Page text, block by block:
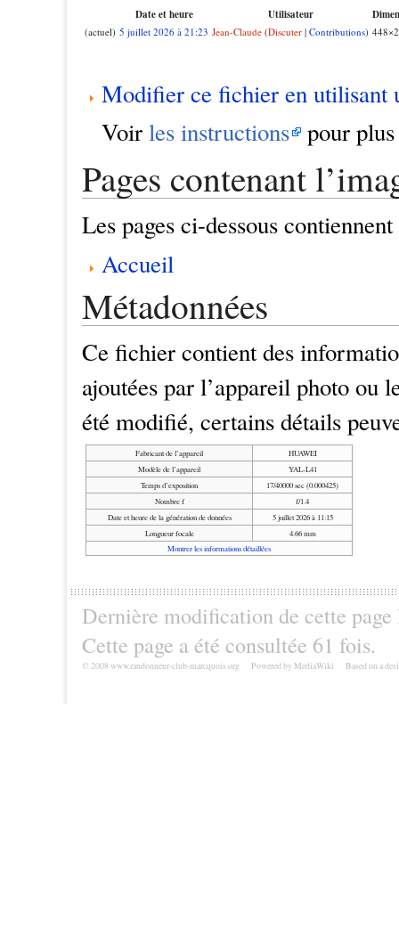
Date et heure Utilisateur
(actuel) 5 juillet 2026 à 21:23 Jean-Claude (Discuter | Contributions)
Modifier ce fichier en utilisant
Voirles instructions pour
Pages contenant
Les pages ci-dessous
Accueil
Métadonnées
Ce fichier contient des
ajoutées par l’appareil photo ou
été modifié, certains détails
Fabricant de l’appareil
HUAWEI
Modèle de l’appareil
YAL-L41
Temps d’exposition
17/40000 sec (0.000425)
Nombre f
f/1.4
Date et heure de la génération de données
5 juillet 2026 à 11:15
Longueur focale
4.66 mm
Montrer les informations détaillées
Dernière modification de cette
Cette page a été consultée 61 fois.
© 2008 www.randonneur-club-marcquois.org Powered by MediaWiki Based on a